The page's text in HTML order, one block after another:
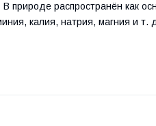
распространён как
калия, натрия, магния и т.